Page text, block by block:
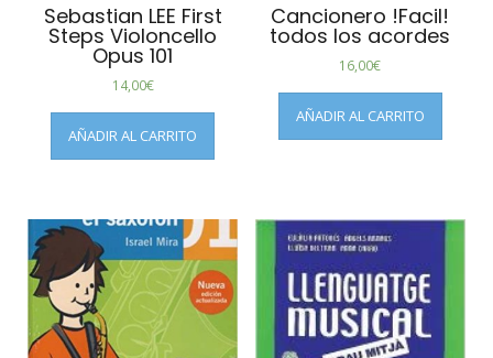
Sebastian LEE First
Steps Violoncello
Opus 101
14,00€
AÑADIR AL CARRITO
Cancionero !Facil!
todos los acordes
16,00€
AÑADIR AL CARRITO